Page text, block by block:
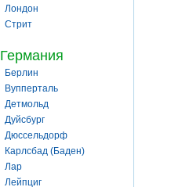
Лондон
Стрит
Германия
Берлин
Вупперталь
Детмольд
Дуйсбург
Дюссельдорф
Карлсбад (Баден)
Лар
Лейпциг